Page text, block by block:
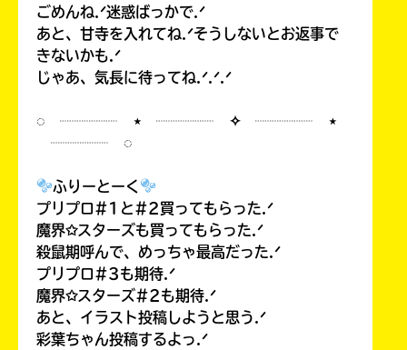
ごめんね.ᐟ迷惑ばっかで.ᐟ
あと、甘寺を入れてね.ᐟそうしないとお返事で
きないかも.ᐟ
じゃあ、気長に待ってね.ᐟ.ᐟ.ᐟ
◌ ┈┈┈┈ ⋆ ┈┈┈┈ ✧ ┈┈┈┈ ⋆
┈┈┈┈ ◌
ふりーとーく
プリプロ#1と#2買ってもらった.ᐟ
魔界✩スターズも買ってもらった.ᐟ
殺鼠期呼んで、めっちゃ最高だった.ᐟ
プリプロ#3も期待.ᐟ
魔界✩スターズ#2も期待.ᐟ
あと、イラスト投稿しようと思う.ᐟ
彩葉ちゃん投稿するよっ.ᐟ